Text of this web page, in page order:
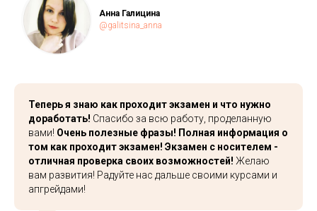
Анна Галицина
@galitsina_anna
Теперь я знаю как проходит экзамен и что нужно
доработать! Спасибо за всю работу, проделанную
вами! Очень полезные фразы! Полная информация о
том как проходит экзамен! Экзамен с носителем -
отличная проверка своих возможностей! Желаю
вам развития! Радуйте нас дальше своими курсами и
апгрейдами!